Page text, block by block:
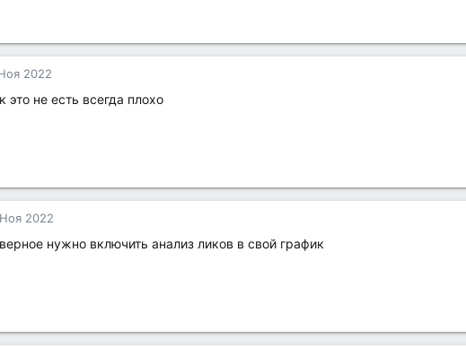
2022
это не есть всегда плохо
2022
нужно включить анализ ликов в свой график